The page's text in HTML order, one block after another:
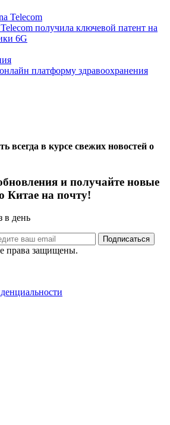
получила ключевой патент на
6G
платформу здравоохранения
всегда в курсе свежих новостей о
и получайте новые
Китае на почту!
в день
права защищены.